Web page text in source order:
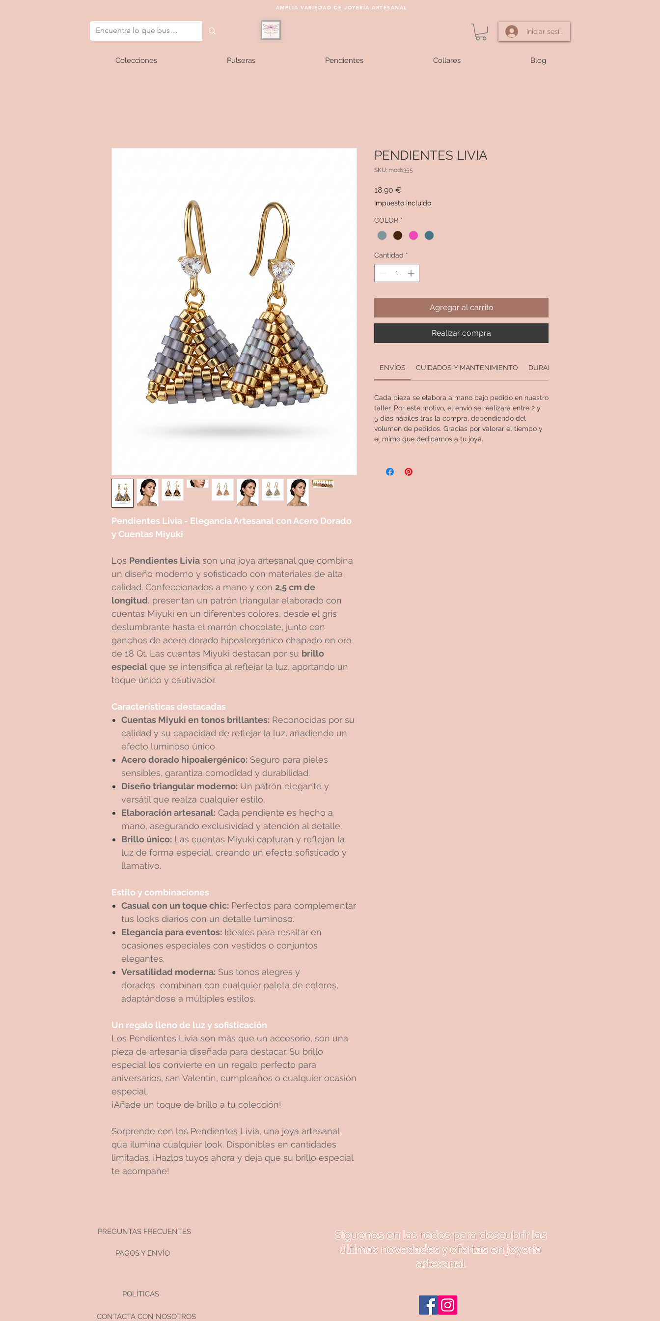
AMPLIA VARIEDAD DE JOYERÍA ARTESANAL
Iniciar sesión
Colecciones Pulseras Pendientes Collares Blog
Pendientes Livia - Elegancia Artesanal con Acero Dorado
y Cuentas Miyuki
Los Pendientes Livia son una joya artesanal que combina
un diseño moderno y sofisticado con materiales de alta
calidad. Confeccionados a mano y con 2,5 cm de
longitud, presentan un patrón triangular elaborado con
cuentas Miyuki en un diferentes colores, desde el gris
deslumbrante hasta el marrón chocolate, junto con
ganchos de acero dorado hipoalergénico chapado en oro
de 18 Qt. Las cuentas Miyuki destacan por su brillo
especial que se intensifica al reflejar la luz, aportando un
toque único y cautivador.
Características destacadas
Cuentas Miyuki en tonos brillantes: Reconocidas por su
calidad y su capacidad de reflejar la luz, añadiendo un
efecto luminoso único.
Acero dorado hipoalergénico: Seguro para pieles
sensibles, garantiza comodidad y durabilidad.
Diseño triangular moderno: Un patrón elegante y
versátil que realza cualquier estilo.
Elaboración artesanal: Cada pendiente es hecho a
mano, asegurando exclusividad y atención al detalle.
Brillo único: Las cuentas Miyuki capturan y reflejan la
luz de forma especial, creando un efecto sofisticado y
llamativo.
Estilo y combinaciones
Casual con un toque chic: Perfectos para complementar
tus looks diarios con un detalle luminoso.
Elegancia para eventos: Ideales para resaltar en
ocasiones especiales con vestidos o conjuntos
elegantes.
Versatilidad moderna: Sus tonos alegres y
dorados combinan con cualquier paleta de colores,
adaptándose a múltiples estilos.
Un regalo lleno de luz y sofisticación
Los Pendientes Livia son más que un accesorio, son una
pieza de artesanía diseñada para destacar. Su brillo
especial los convierte en un regalo perfecto para
aniversarios, san Valentín, cumpleaños o cualquier ocasión
especial.
¡Añade un toque de brillo a tu colección!
Sorprende con los Pendientes Livia, una joya artesanal
que ilumina cualquier look. Disponibles en cantidades
limitadas. ¡Hazlos tuyos ahora y deja que su brillo especial
te acompañe!
PENDIENTES LIVIA
SKU: mod1355
18,90 €
Impuesto incluido
COLOR *
Cantidad *
Agregar al carrito
Realizar compra
ENVÍOS CUIDADOS Y MANTENIMIENTO DURABILIDAD DE NUESTRAS JOYAS
Cada pieza se elabora a mano bajo pedido en nuestro
taller. Por este motivo, el envío se realizará entre 2 y
5 días hábiles tras la compra, dependiendo del
volumen de pedidos. Gracias por valorar el tiempo y
el mimo que dedicamos a tu joya.
PREGUNTAS FRECUENTES
PAGOS Y ENVÍO
POLÍTICAS
CONTACTA CON NOSOTROS
Síguenos en las redes para descubrir las
últimas novedades y ofertas en joyería
artesanal